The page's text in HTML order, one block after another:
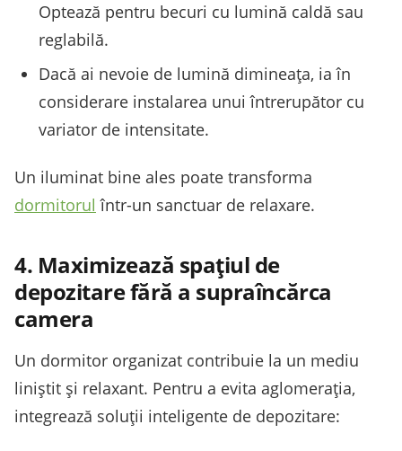
Optează pentru becuri cu lumină caldă sau
reglabilă.
Dacă ai nevoie de lumină dimineața, ia în
considerare instalarea unui întrerupător cu
variator de intensitate.
Un iluminat bine ales poate transforma
dormitorul într-un sanctuar de relaxare.
4. Maximizează spațiul de
depozitare fără a supraîncărca
camera
Un dormitor organizat contribuie la un mediu
liniștit și relaxant. Pentru a evita aglomerația,
integrează soluții inteligente de depozitare: